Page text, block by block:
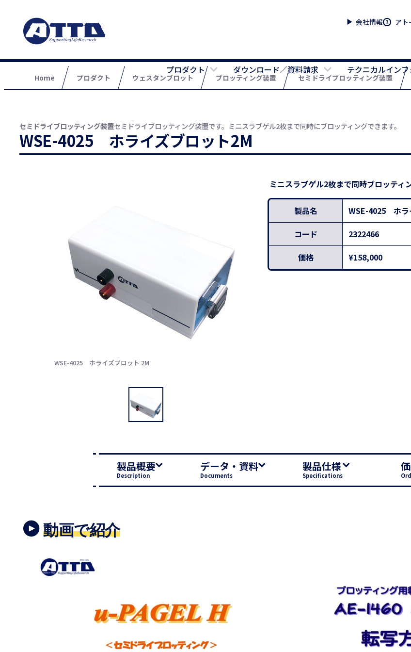
会社情報 アト
プロダクト ダウンロード／資料請求 テクニカルイン
Home プロダクト ウェスタンブロット ブロッティング装置 セミドライブロッティング装置
セミドライブロッティング装置セミドライブロッティング装置です。ミニスラブゲル2枚まで同時にブロッティングできます。
WSE-4025 ホライズブロット2M
WSE-4025 ホライズブロット 2M
ミニスラブゲル2枚まで同時ブロッティ
製品名
WSE-4025 ホラ
コード
2322466
価格
¥158,000
製品概要
Description
データ・資料
Documents
製品仕様
Specifications
動画で紹介